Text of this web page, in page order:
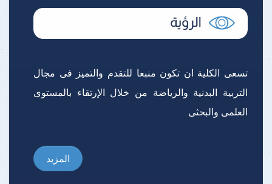
تسعى الكلية ان تكون منبعا للتقدم والتميز فى مجال
التربية البدنية والرياضة من خلال الإرتقاء بالمستوى
العلمى والبحثى
المزيد